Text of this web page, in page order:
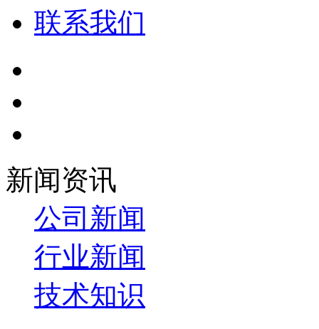
联系我们
新闻资讯
公司新闻
行业新闻
技术知识